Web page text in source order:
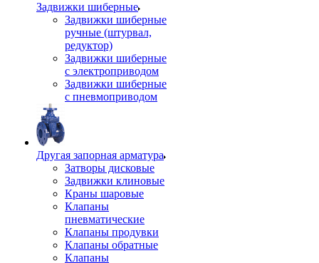
Задвижки шиберные
Задвижки шиберные
ручные (штурвал,
редуктор)
Задвижки шиберные
с электроприводом
Задвижки шиберные
с пневмоприводом
Другая запорная арматура
Затворы дисковые
Задвижки клиновые
Краны шаровые
Клапаны
пневматические
Клапаны продувки
Клапаны обратные
Клапаны